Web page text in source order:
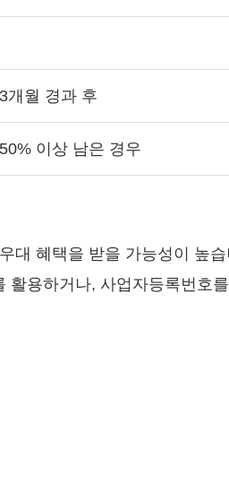
개월 경과 후
이상 남은 경우
대 혜택을 받을 가능성이 높
활용하거나, 사업자등록번호